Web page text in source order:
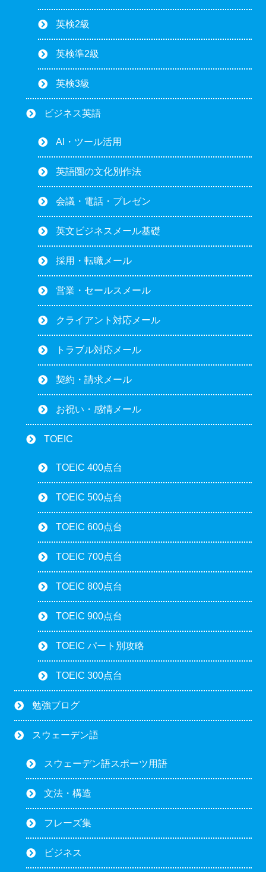
英検2級
英検準2級
英検3級
ビジネス英語
AI・ツール活用
英語圏の文化別作法
会議・電話・プレゼン
英文ビジネスメール基礎
採用・転職メール
営業・セールスメール
クライアント対応メール
トラブル対応メール
契約・請求メール
お祝い・感情メール
TOEIC
TOEIC 400点台
TOEIC 500点台
TOEIC 600点台
TOEIC 700点台
TOEIC 800点台
TOEIC 900点台
TOEIC パート別攻略
TOEIC 300点台
勉強ブログ
スウェーデン語
スウェーデン語スポーツ用語
文法・構造
フレーズ集
ビジネス